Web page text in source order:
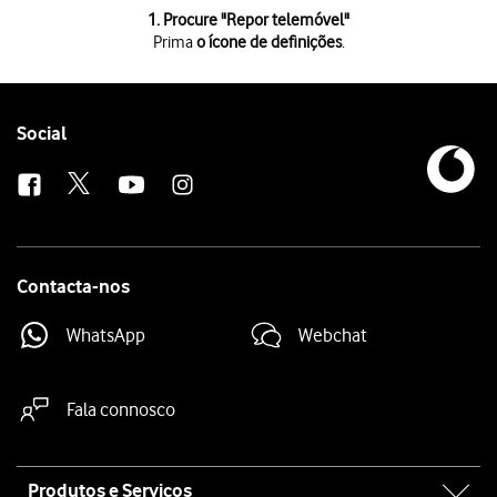
1. Procure "Repor telemóvel"
Primao ícone de definições.
PrimaSistema e atualizações.
PrimaRepor telemóvel
Prima
Repor . Aguarde um momento enquanto o telefone
Follow
Social
Contacta-nos
WhatsApp Webchat
Fala connosco
Produtos e Serviços